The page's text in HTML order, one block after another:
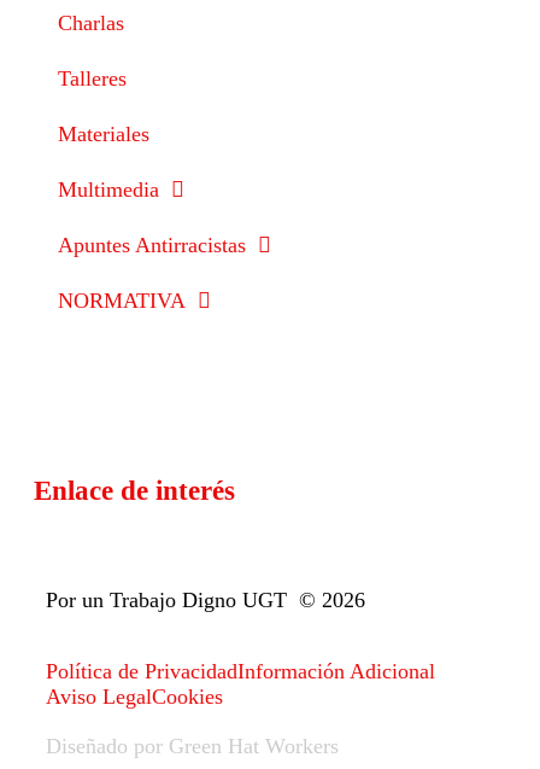
Charlas
Talleres
Materiales
Multimedia
Apuntes Antirracistas
NORMATIVA
Enlace de interés
Por un Trabajo Digno UGT © 2026
Política de PrivacidadInformación Adicional
Aviso LegalCookies
Diseñado por Green Hat Workers